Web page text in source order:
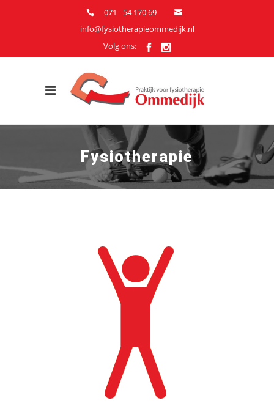
071 - 54 170 69
info@fysiotherapieommedijk.nl
Volg ons:
Fysiotherapie